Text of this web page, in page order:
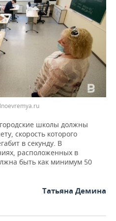
школы должны
скорость которого
в секунду. В
расположенных в
быть как минимум 50
Татьяна Демина